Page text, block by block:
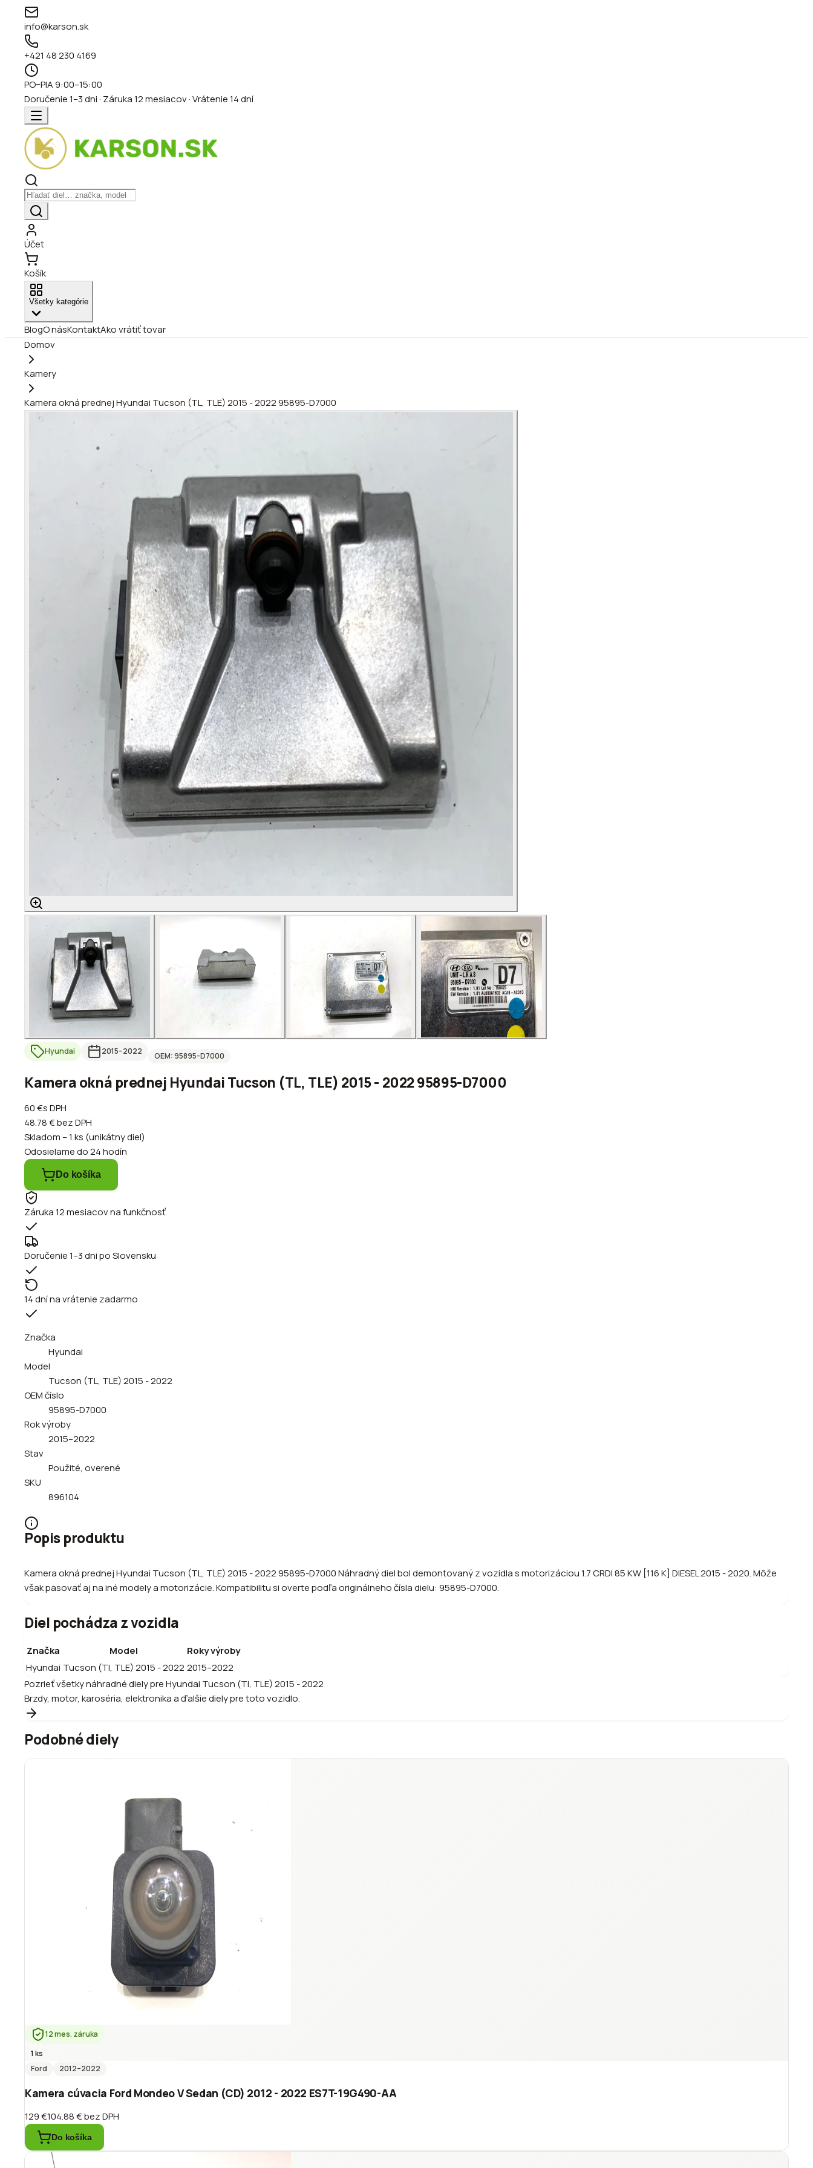
info@karson.sk
+421 48 230 4169
PO–PIA 9:00–15:00
Doručenie 1–3 dni · Záruka 12 mesiacov · Vrátenie 14 dní
Účet
Košík
Všetky kategórie
BlogO násKontaktAko vrátiť tovar
Domov
Kamery
Kamera okná prednej Hyundai Tucson (TL, TLE) 2015 - 2022 95895-D7000
Hyundai 2015–2022 OEM:95895-D7000
Kamera okná prednej Hyundai Tucson (TL, TLE) 2015 - 2022 95895-D7000
60 €s DPH
48.78 €bez DPH
Skladom – 1 ks (unikátny diel)
Odosielame do 24 hodín
Do košíka
Záruka 12 mesiacov na funkčnosť
Doručenie 1–3 dni po Slovensku
14 dní na vrátenie zadarmo
Značka
Hyundai
Model
Tucson (TL, TLE) 2015 - 2022
OEM číslo
95895-D7000
Rok výroby
2015–2022
Stav
Použité, overené
SKU
896104
Popis produktu
Kamera okná prednej Hyundai Tucson (TL, TLE) 2015 - 2022 95895-D7000 Náhradný diel bol demontovaný z vozidla s motorizáciou 1.7 CRDI 85 KW [116 K] DIESEL 2015 - 2020. Môže
však pasovať aj na iné modely a motorizácie. Kompatibilitu si overte podľa originálneho čísla dielu: 95895-D7000.
Diel pochádza z vozidla
Značka Model
Roky výroby
Hyundai Tucson (Tl, TLE) 2015 - 2022 2015–2022
Pozrieť všetky náhradné diely preHyundai Tucson (Tl, TLE) 2015 - 2022
Brzdy, motor, karoséria, elektronika a ďalšie diely pre toto vozidlo.
Podobné diely
12 mes. záruka
1 ks
Ford
2012–2022
Kamera cúvacia Ford Mondeo V Sedan (CD) 2012 - 2022 ES7T-19G490-AA
129 €104.88 €bez DPH
Do košíka